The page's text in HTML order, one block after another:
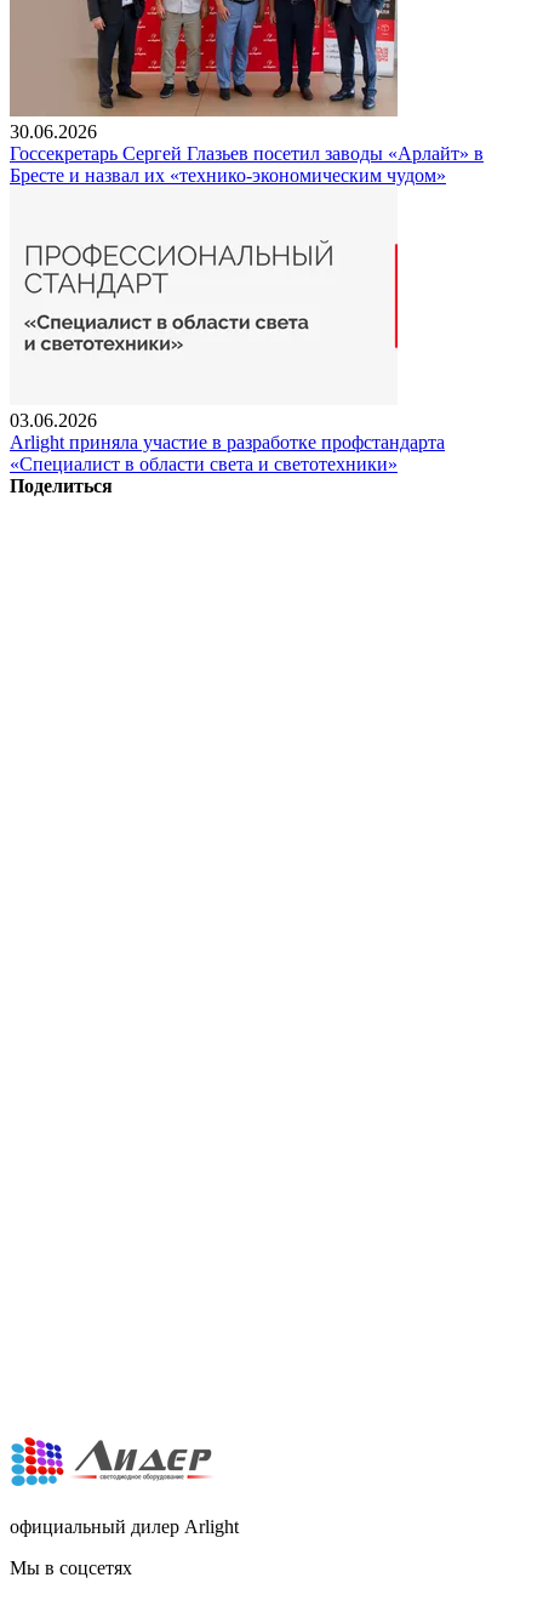
30.06.2026
Госсекретарь Сергей Глазьев посетил заводы «Арлайт» в
Бресте и назвал их «технико-экономическим чудом»
03.06.2026
Arlight приняла участие в разработке профстандарта
«Специалист в области света и светотехники»
Поделиться
официальный дилер Arlight
Мы в соцсетях